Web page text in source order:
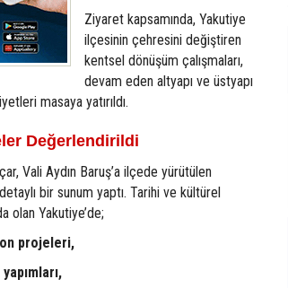
Ziyaret kapsamında, Yakutiye
ilçesinin çehresini değiştiren
kentsel dönüşüm çalışmaları,
devam eden altyapı ve üstyapı
masaya yatırıldı.
Değerlendirildi
Vali Aydın Baruş’a ilçede yürütülen
bir sunum yaptı. Tarihi ve kültürel
olan Yakutiye’de;
projeleri,